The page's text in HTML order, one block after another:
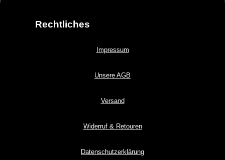
Rechtliches
Impressum
Unsere AGB
Versand
Widerruf & Retouren
Datenschutzerklärung